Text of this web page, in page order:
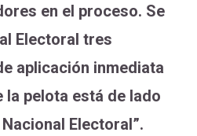
en el proceso. Se
Electoral tres
aplicación inmediata
la pelota está de lado
Electoral”.